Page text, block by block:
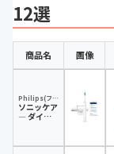
12選
商品名 画像
Philips(フィリップス)
ソニッケア
― ダイヤ
HX9911/10